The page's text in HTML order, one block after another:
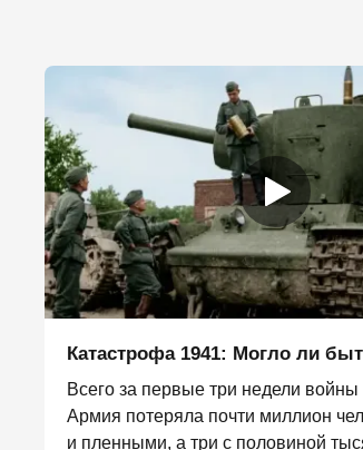
Катастрофа 1941: Могло ли
Всего за первые три недели войны
Армия потеряла почти миллион
и пленными, а три с половиной